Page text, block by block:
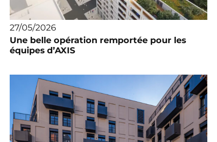
27/05/2026
Une belle opération remportée pour les
équipes d’AXIS